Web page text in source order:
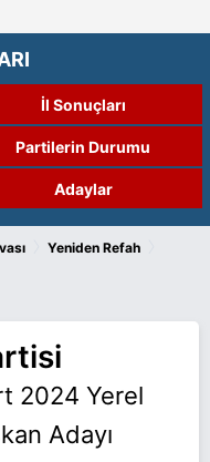
İl Sonuçları
Partilerin Durumu
Adaylar
Yeniden Refah
2024 Yerel
Adayı